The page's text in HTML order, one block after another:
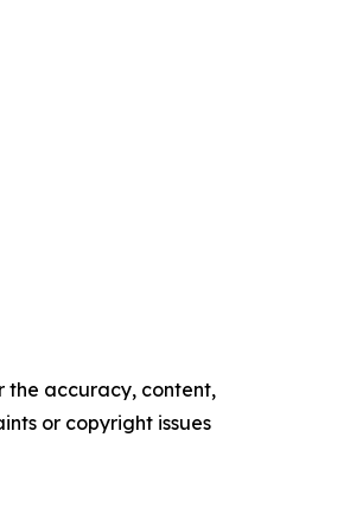
the accuracy, content,
or copyright issues